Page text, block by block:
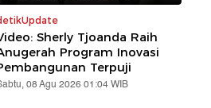
Sherly Tjoanda Raih
Program Inovasi
Terpuji
08 Agu 2026 01:04 WIB